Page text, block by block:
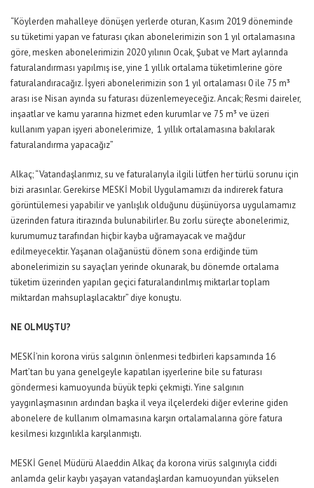
“Köylerden mahalleye dönüşen yerlerde oturan, Kasım 2019 döneminde
su tüketimi yapan ve faturası çıkan abonelerimizin son 1 yıl ortalamasına
göre, mesken abonelerimizin 2020 yılının Ocak, Şubat ve Mart aylarında
faturalandırması yapılmış ise, yine 1 yıllık ortalama tüketimlerine göre
faturalandıracağız. İşyeri abonelerimizin son 1 yıl ortalaması 0 ile 75 m³
arası ise Nisan ayında su faturası düzenlemeyeceğiz. Ancak; Resmi daireler,
inşaatlar ve kamu yararına hizmet eden kurumlar ve 75 m³ ve üzeri
kullanım yapan işyeri abonelerimize, 1 yıllık ortalamasına bakılarak
faturalandırma yapacağız”
Alkaç; “Vatandaşlarımız, su ve faturalarıyla ilgili lütfen her türlü sorunu için
bizi arasınlar. Gerekirse MESKİ Mobil Uygulamamızı da indirerek fatura
görüntülemesi yapabilir ve yanlışlık olduğunu düşünüyorsa uygulamamız
üzerinden fatura itirazında bulunabilirler. Bu zorlu süreçte abonelerimiz,
kurumumuz tarafından hiçbir kayba uğramayacak ve mağdur
edilmeyecektir. Yaşanan olağanüstü dönem sona erdiğinde tüm
abonelerimizin su sayaçları yerinde okunarak, bu dönemde ortalama
tüketim üzerinden yapılan geçici faturalandırılmış miktarlar toplam
miktardan mahsuplaşılacaktır” diye konuştu.
NE OLMUŞTU?
MESKİ’nin korona virüs salgının önlenmesi tedbirleri kapsamında 16
Mart’tan bu yana genelgeyle kapatılan işyerlerine bile su faturası
göndermesi kamuoyunda büyük tepki çekmişti. Yine salgının
yaygınlaşmasının ardından başka il veya ilçelerdeki diğer evlerine giden
abonelere de kullanım olmamasına karşın ortalamalarına göre fatura
kesilmesi kızgınlıkla karşılanmıştı.
MESKİ Genel Müdürü Alaeddin Alkaç da korona virüs salgınıyla ciddi
anlamda gelir kaybı yaşayan vatandaşlardan kamuoyundan yükselen